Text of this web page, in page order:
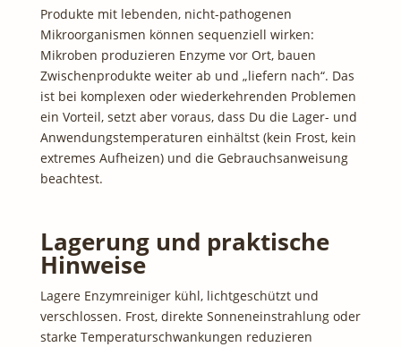
Produkte mit lebenden, nicht-pathogenen
Mikroorganismen können sequenziell wirken:
Mikroben produzieren Enzyme vor Ort, bauen
Zwischenprodukte weiter ab und „liefern nach“. Das
ist bei komplexen oder wiederkehrenden Problemen
ein Vorteil, setzt aber voraus, dass Du die Lager- und
Anwendungstemperaturen einhältst (kein Frost, kein
extremes Aufheizen) und die Gebrauchsanweisung
beachtest.
Lagerung und praktische
Hinweise
Lagere Enzymreiniger kühl, lichtgeschützt und
verschlossen. Frost, direkte Sonneneinstrahlung oder
starke Temperaturschwankungen reduzieren